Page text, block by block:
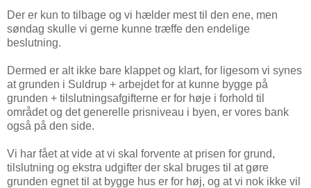
Der er kun to tilbage og vi hælder mest til den ene, men
søndag skulle vi gerne kunne træffe den endelige
beslutning.
Dermed er alt ikke bare klappet og klart, for ligesom vi synes
at grunden i Suldrup + arbejdet for at kunne bygge på
grunden + tilslutningsafgifterne er for høje i forhold til
området og det generelle prisniveau i byen, er vores bank
også på den side.
Vi har fået at vide at vi skal forvente at prisen for grund,
tilslutning og ekstra udgifter der skal bruges til at gøre
grunden egnet til at bygge hus er for høj, og at vi nok ikke vil